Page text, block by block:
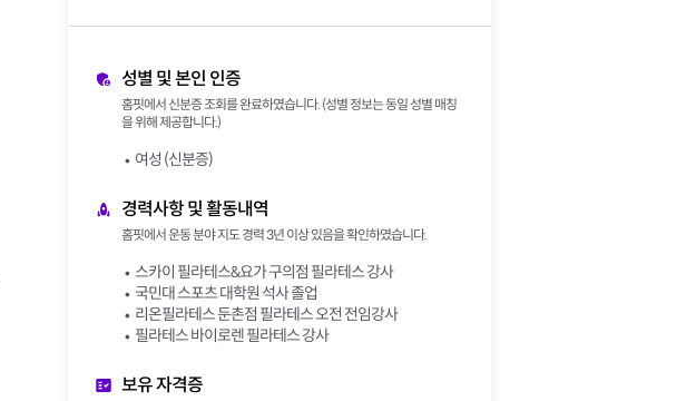
성별 및 본인 인증
홈핏에서 신분증 조회를 완료하였습니다. (성별 정보는 동일 성별 매칭
을 위해 제공합니다.)
여성 (신분증)
경력사항 및 활동내역
홈핏에서 운동 분야 지도 경력 3년 이상 있음을 확인하였습니다.
스카이 필라테스&요가 구의점 필라테스 강사
국민대 스포츠 대학원 석사 졸업
리온필라테스 둔촌점 필라테스 오전 전임강사
필라테스 바이로렌 필라테스 강사
보유 자격증